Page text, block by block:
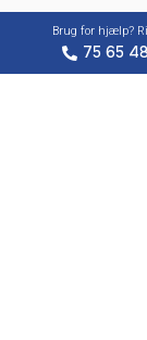
Brug for hjælp?
75 65